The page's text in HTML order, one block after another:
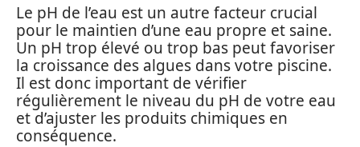
Le pH de l’eau est un autre facteur crucial
pour le maintien d’une eau propre et saine.
Un pH trop élevé ou trop bas peut favoriser
la croissance des algues dans votre piscine.
Il est donc important de vérifier
régulièrement le niveau du pH de votre eau
et d’ajuster les produits chimiques en
conséquence.